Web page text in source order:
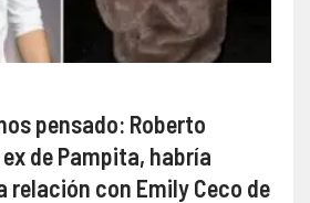
pensado: Roberto
de Pampita, habría
relación con Emily Ceco de